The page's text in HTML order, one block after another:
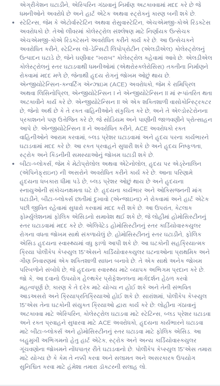
એગ્રીગેશન ઘટાડીને, એસ્પિરિન ગંઠાવાનું નિર્માણ અટકાવવામાં મદદ કરે છે જે
ધમનીઓને અવરોધે છે અને હાર્ટ એટેક અથવા સ્ટ્રોકનું કારણ બની શકે છે.
સ્ટેટિન્સ, જેમ કે એટોર્વાસ્ટેટિન અથવા રોસુવાસ્ટેટિન, એચએમજી-કોએ રિડક્ટેસ
અવરોધકો છે. તેઓ લીવરમાં કોલેસ્ટ્રોલ સંશ્લેષણ માટે નિર્ણાયક ઉત્સેચક
એચએમજી-કોએ રિડક્ટેસને અવરોધિત કરીને કાર્ય કરે છે. આ ઉત્સેચકને
અવરોધિત કરીને, સ્ટેટિન્સ લો-ડેન્સિટી લિપોપ્રોટીન (એલડીએલ) કોલેસ્ટ્રોલનું
ઉત્પાદન ઘટાડે છે, જેને ઘણીવાર "ખરાબ" કોલેસ્ટ્રોલ કહેવામાં આવે છે. એલડીએલ
કોલેસ્ટ્રોલનું સ્તર ઘટાડવાથી ધમનીઓમાં (એથરોસ્ક્લેરોસિસ) તકતીના નિર્માણને
રોકવામાં મદદ મળે છે, જેનાથી હૃદય રોગનું જોખમ ઓછું થાય છે.
એન્જીયોટેન્સિન-કન્વર્ટિંગ એન્ઝાઇમ (ACE) અવરોધકો, જેમ કે રામિપ્રિલ
અથવા લિસિનોપ્રિલ, એન્જીયોટેન્સિન I ને એન્જીયોટેન્સિન II માં રૂપાંતરિત થતા
અટકાવીને કાર્ય કરે છે. એન્જીયોટેન્સિન II એ એક શક્તિશાળી વાસોકોન્સ્ટ્રિક્ટર
છે, જેનો અર્થ છે કે તે રક્ત વાહિનીઓને સંકુચિત કરે છે, અને તે એલ્ડોસ્ટેરોનના
પ્રકાશનને પણ ઉત્તેજિત કરે છે, જે સોડિયમ અને પાણીની જાળવણીને પ્રોત્સાહન
આપે છે. એન્જીયોટેન્સિન II ને અવરોધિત કરીને, ACE અવરોધકો રક્ત
વાહિનીઓને આરામ કરવામાં, બ્લડ પ્રેશર ઘટાડવામાં અને હૃદય પરના કાર્યભારને
ઘટાડવામાં મદદ કરે છે. આ રક્ત પ્રવાહને સુધારી શકે છે અને હૃદય નિષ્ફળતા,
સ્ટ્રોક અને કિડનીની સમસ્યાઓનું જોખમ ઘટાડી શકે છે.
બીટા-બ્લોકર્સ, જેમ કે મેટોપ્રોલોલ અથવા એટેનોલોલ, હૃદય પર એડ્રેનાલિન
(એપિનેફ્રાઇન) ની અસરોને અવરોધિત કરીને કાર્ય કરે છે. આના પરિણામે
હૃદયના ધબકારા ધીમા પડે છે, બ્લડ પ્રેશર ઓછું થાય છે અને હૃદયના
સ્નાયુઓની સંકોચનક્ષમતા ઘટે છે. હૃદયના કાર્યભાર અને ઓક્સિજનની માંગ
ઘટાડીને, બીટા-બ્લોકર્સ છાતીમાં દુખાવો (એન્જાઇના) ને રોકવામાં અને હાર્ટ એટેક
પછી જીવિત રહેવામાં સુધારો કરવામાં મદદ કરી શકે છે. આ ઉપરાંત, કેટલાક
ફોર્મ્યુલેશનમાં ફોલિક એસિડનો સમાવેશ થઈ શકે છે, જે લોહીમાં હોમોસિસ્ટીનનું
સ્તર ઘટાડવામાં મદદ કરે છે. એલિવેટેડ હોમોસિસ્ટીનનું સ્તર કાર્ડિયોવાસ્ક્યુલર
રોગના વધતા જોખમ સાથે સંકળાયેલું છે. હોમોસિસ્ટીનનું સ્તર ઘટાડીને, ફોલિક
એસિડ હૃદયના સ્વાસ્થ્યમાં વધુ ફાળો આપી શકે છે. આ ઘટકોની સહક્રિયાત્મક
ક્રિયા પોલીકેપ કેપ્સ્યુલ 15'એસને કાર્ડિયોવાસ્ક્યુલર ઘટનાઓના પ્રાથમિક અને
ગૌણ નિવારણમાં એક શક્તિશાળી સાધન બનાવે છે. તે એક સાથે અનેક જોખમ
પરિબળોને સંબોધે છે, જે હૃદયના સ્વાસ્થ્ય માટે વ્યાપક અભિગમ પ્રદાન કરે છે.
જો કે, આ દવાનો ઉપયોગ હેલ્થકેર પ્રોફેશનલના માર્ગદર્શન હેઠળ કરવો
મહત્વપૂર્ણ છે, કારણ કે તે દરેક માટે યોગ્ય ન હોઈ શકે અને તેની સંભવિત
આડઅસરો અને ક્રિયાપ્રતિક્રિયાઓ હોઈ શકે છે. સારાંશમાં, પોલીકેપ કેપ્સ્યુલ
15'એસ તેના ઘટકોની સંયુક્ત ક્રિયાઓ દ્વારા કાર્ય કરે છે: લોહીના ગંઠાવાનું
અટકાવવા માટે એસ્પિરિન, કોલેસ્ટ્રોલ ઘટાડવા માટે સ્ટેટિન્સ, બ્લડ પ્રેશર ઘટાડવા
અને રક્ત પ્રવાહને સુધારવા માટે ACE અવરોધકો, હૃદયના કાર્યભારને ઘટાડવા
માટે બીટા-બ્લોકર્સ અને હોમોસિસ્ટીનનું સ્તર ઘટાડવા માટે ફોલિક એસિડ. આ
બહુમુખી અભિગમનો હેતુ હાર્ટ એટેક, સ્ટ્રોક અને અન્ય કાર્ડિયોવાસ્ક્યુલર
ગૂંચવણોના જોખમને નોંધપાત્ર રીતે ઘટાડવાનો છે. પોલીકેપ કેપ્સ્યુલ 15'એસ તમારા
માટે યોગ્ય છે કે કેમ તે નક્કી કરવા અને સલામત અને અસરકારક ઉપયોગ
સુનિશ્ચિત કરવા માટે હંમેશા તમારા ડૉક્ટરની સલાહ લો.